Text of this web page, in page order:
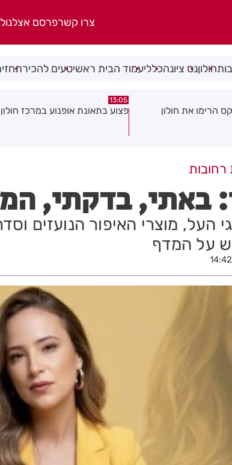
צרו קשרפרסם אצלנו
חולוןנס ציונהכלליעמוד הבית ראשיטעים להכיר
הרימו את חולון
13:05
פצוע בתאונת אופנוע במרכז חולון
רחובות
באתי, בדקתי,
מוצרי האיפור הנועזים
על המדף